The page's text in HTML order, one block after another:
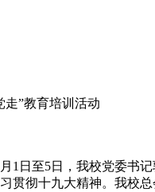
”教育培训活动
1日至5日，我校党委书
贯彻十九大精神。我校